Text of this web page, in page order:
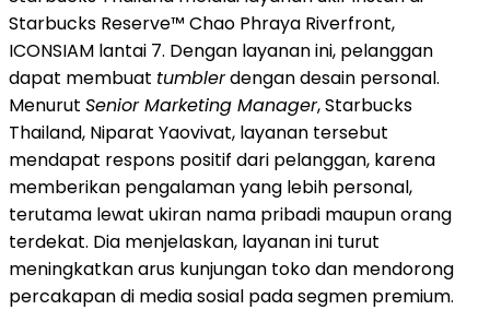
Starbucks Reserve™ Chao Phraya Riverfront,
ICONSIAM lantai 7. Dengan layanan ini, pelanggan
dapat membuat tumblerdengan desain personal.
Menurut Senior Marketing Manager, Starbucks
Thailand, Niparat Yaovivat, layanan tersebut
mendapat respons positif dari pelanggan, karena
memberikan pengalaman yang lebih personal,
terutama lewat ukiran nama pribadi maupun orang
terdekat. Dia menjelaskan, layanan ini turut
meningkatkan arus kunjungan toko dan mendorong
percakapan di media sosial pada segmen premium.